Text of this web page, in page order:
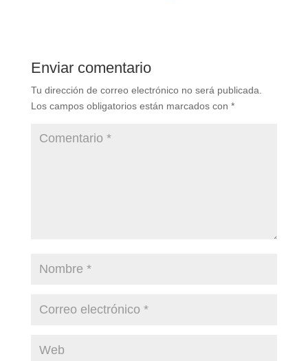
Enviar comentario
Tu dirección de correo electrónico no será publicada.
Los campos obligatorios están marcados con *